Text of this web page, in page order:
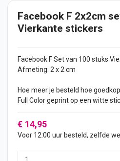
Facebook F 2x2cm
Vierkante stickers
Facebook F Set van 100 stuks
Afmeting: 2 x 2 cm
Hoe meer je besteld hoe
Full Color geprint op een witte
€ 14,95
Voor 12:00 uur besteld, zelfde